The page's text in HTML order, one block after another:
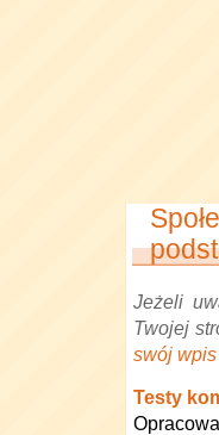
Jeżeli
Twojej
swój wpis
Testy